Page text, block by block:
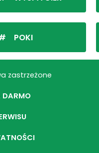
POKI
zastrzeżone
DARMO